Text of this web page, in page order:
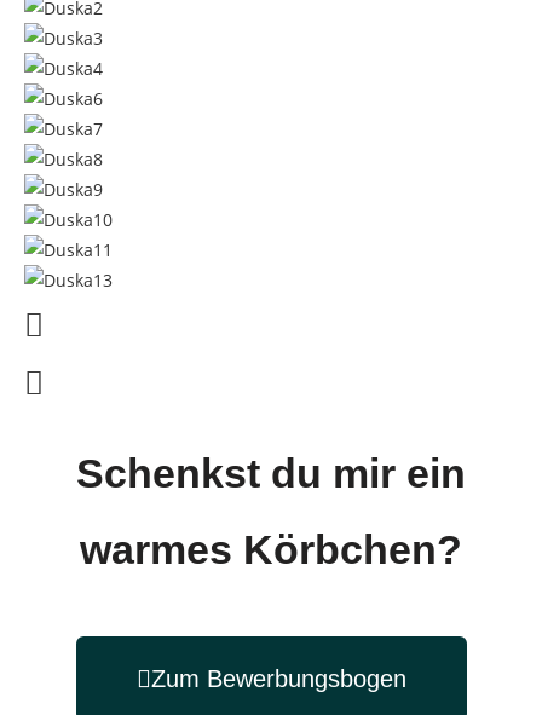
Schenkst du mir ein
warmes Körbchen?
Zum Bewerbungsbogen